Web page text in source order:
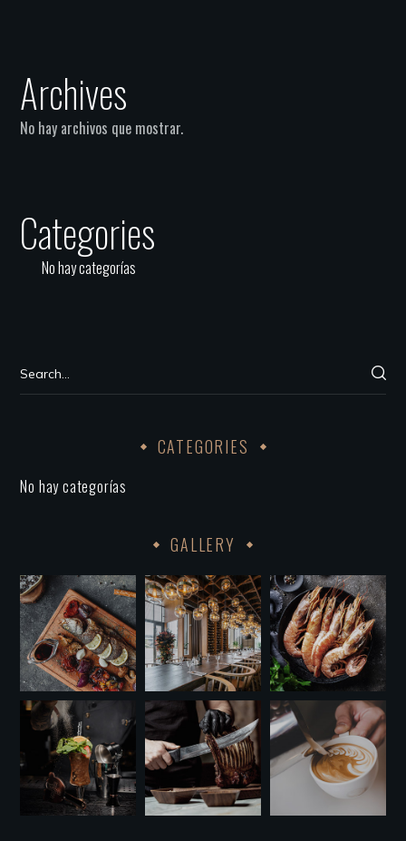
Archives
No hay archivos que mostrar.
Categories
No hay categorías
CATEGORIES
No hay categorías
GALLERY